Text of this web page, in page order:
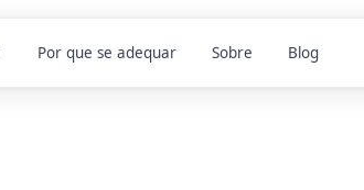
Por que se adequar Sobre Blog